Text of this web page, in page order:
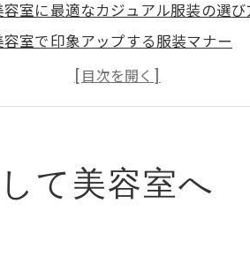
容室に最適なカジュアル服装の選び
容室で印象アップする服装マナー
カジュアルコーデで美容室を楽しむ秘
容室にふさわしいラフな服装のポ
と相性抜群の美容室コーデ術
潔感重視の美容室コーディネート術
て美容室へ